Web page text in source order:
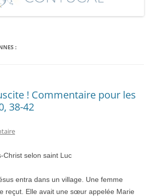
:
! Commentaire pour les
38-42
Christ selon saint Luc
entra dans un village. Une femme
reçut. Elle avait une sœur appelée Marie